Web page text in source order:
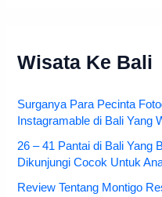
Wisata Ke Bali
Surganya Para Pecinta
Instagramable di Bali Yang
26 – 41 Pantai di Bali Yang
Dikunjungi Cocok Untuk
Review Tentang Montigo